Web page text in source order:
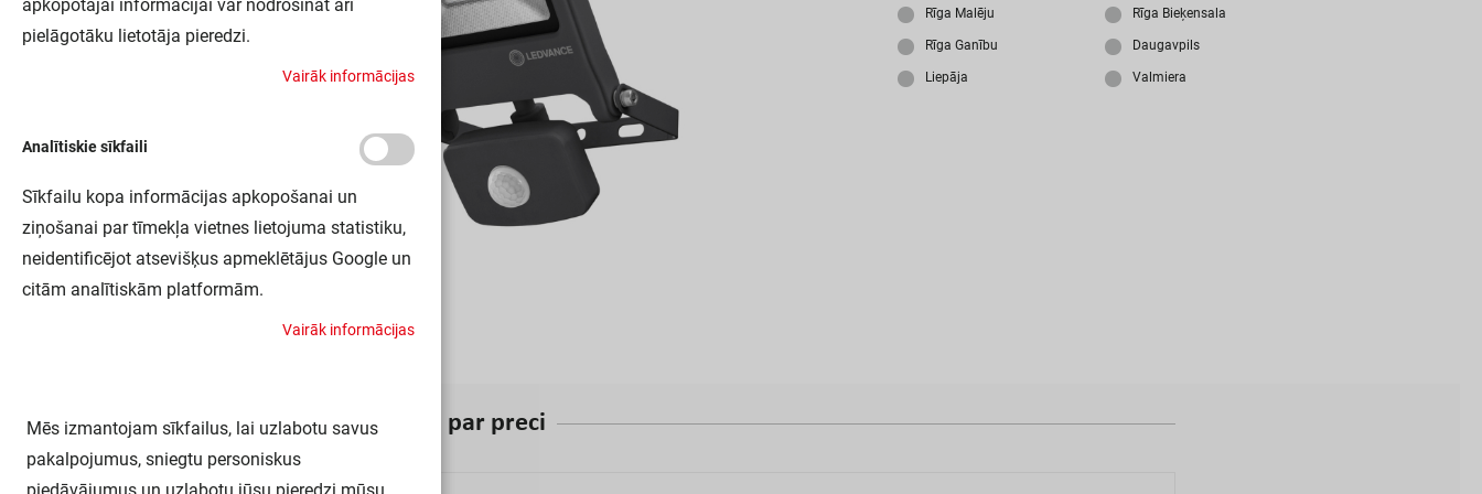
Aiz
id
Rīga Malēju Rīga Bieķensala
Rīga Ganību Daugavpils
Liepāja Valmiera
Inform par preci
apkopotajai informācijai var nodrošināt arī
pielāgotāku lietotāja pieredzi.
Vairāk informācijas
Analītiskie sīkfaili
Sīkfailu kopa informācijas apkopošanai un
ziņošanai par tīmekļa vietnes lietojuma statistiku,
neidentificējot atsevišķus apmeklētājus Google un
citām analītiskām platformām.
Vairāk informācijas
Mēs izmantojam sīkfailus, lai uzlabotu savus
pakalpojumus, sniegtu personiskus